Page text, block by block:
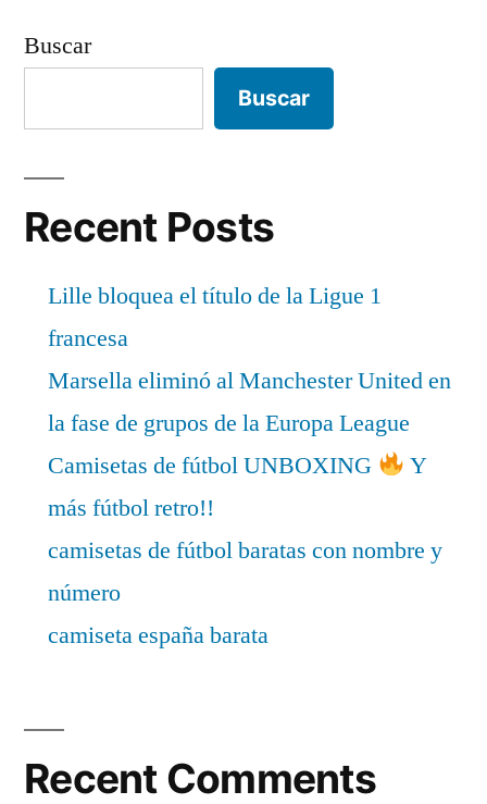
Buscar
Buscar
Recent Posts
Lille bloquea el título de la Ligue 1
francesa
Marsella eliminó al Manchester United en
la fase de grupos de la Europa League
Camisetas de fútbol UNBOXING
Y
más fútbol retro!!
camisetas de fútbol baratas con nombre y
número
camiseta españa barata
Recent Comments